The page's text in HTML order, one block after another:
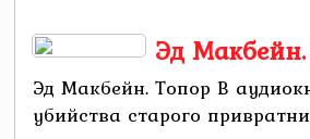
Эд
Эд Макбейн. Топор В
убийства старого